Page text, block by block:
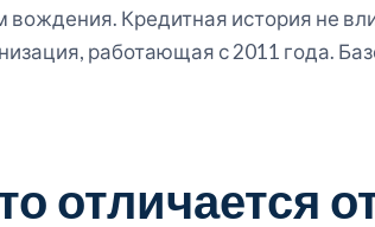
вождения. Кредитная история не
работающая с 2011 года.
отличается